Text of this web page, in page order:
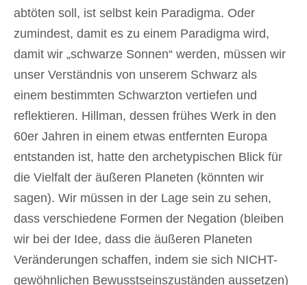
abtöten soll, ist selbst kein Paradigma. Oder
zumindest, damit es zu einem Paradigma wird,
damit wir „schwarze Sonnen“ werden, müssen wir
unser Verständnis von unserem Schwarz als
einem bestimmten Schwarzton vertiefen und
reflektieren. Hillman, dessen frühes Werk in den
60er Jahren in einem etwas entfernten Europa
entstanden ist, hatte den archetypischen Blick für
die Vielfalt der äußeren Planeten (könnten wir
sagen). Wir müssen in der Lage sein zu sehen,
dass verschiedene Formen der Negation (bleiben
wir bei der Idee, dass die äußeren Planeten
Veränderungen schaffen, indem sie sich NICHT-
gewöhnlichen Bewusstseinszuständen aussetzen)